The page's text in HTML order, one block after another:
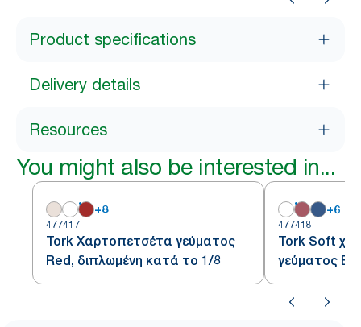
Product specifications
Delivery details
Resources
You might also be interested in...
+8
477417
Tork Χαρτοπετσέτα γεύματος
Red, διπλωμένη κατά το 1/8
+6
477418
Tork Soft
γεύματος
κατά το 1/8